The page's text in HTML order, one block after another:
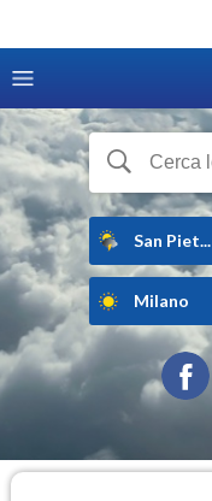
San Piet...
Milano